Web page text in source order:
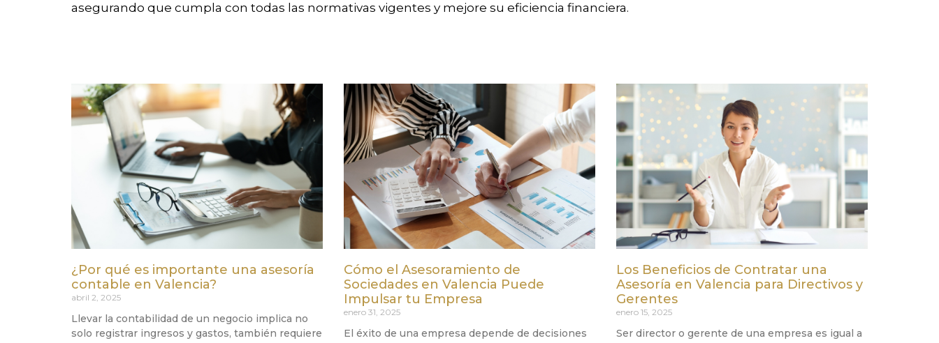
asegurando que cumpla con todas las normativas vigentes y mejore su eficiencia financiera.
¿Por qué es importante una asesoría
contable en Valencia?
abril 2, 2025
Llevar la contabilidad de un negocio implica no
solo registrar ingresos y gastos, también requiere
Cómo el Asesoramiento de
Sociedades en Valencia Puede
Impulsar tu Empresa
enero 31, 2025
El éxito de una empresa depende de decisiones
Los Beneficios de Contratar una
Asesoría en Valencia para Directivos y
Gerentes
enero 15, 2025
Ser director o gerente de una empresa es igual a